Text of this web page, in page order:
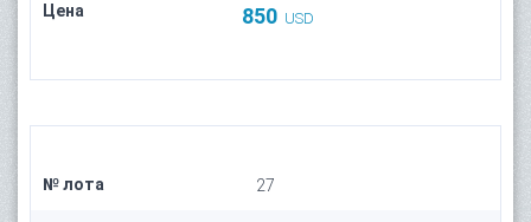
Цена 850 USD
№ лота 27